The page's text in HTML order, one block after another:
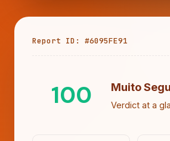
Report ID: #6095FE91
100 Muito
Verdict at a